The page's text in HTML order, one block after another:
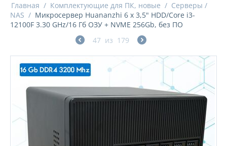
Главная / Комплектующие для ПК, новые / Серверы /
NAS / Микросервер Huananzhi 6 х 3,5" HDD/Core i3-
12100F 3.30 GHz/16 Гб ОЗУ + NVME 256Gb, без ПО
47 из 179